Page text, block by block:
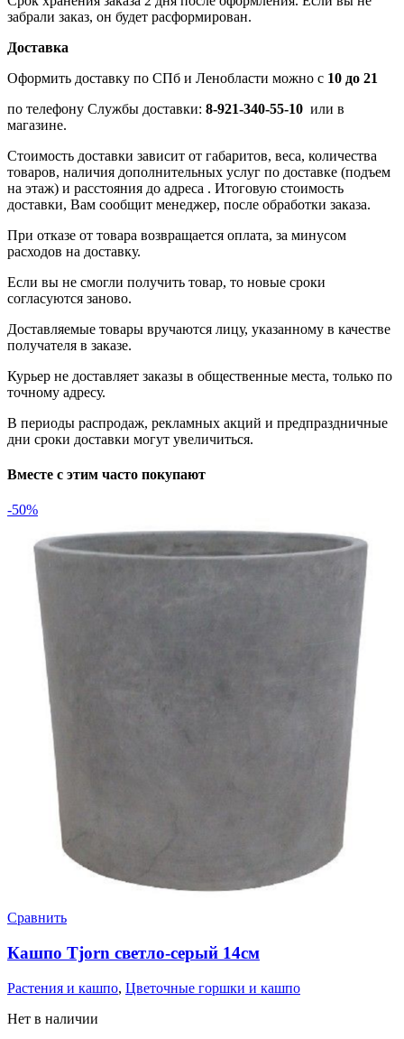
забрали заказ, он будет расформирован.
Доставка
Оформить доставку по СПб и Ленобласти можно с 10 до 21
по телефону Службы доставки: 8-921-340-55-10 или в
магазине.
Стоимость доставки зависит от габаритов, веса, количества
товаров, наличия дополнительных услуг по доставке (подъем
на этаж) и расстояния до адреса . Итоговую стоимость
доставки, Вам сообщит менеджер, после обработки заказа.
При отказе от товара возвращается оплата, за минусом
расходов на доставку.
Если вы не смогли получить товар, то новые сроки
согласуются заново.
Доставляемые товары вручаются лицу, указанному в качестве
получателя в заказе.
Курьер не доставляет заказы в общественные места, только по
точному адресу.
В периоды распродаж, рекламных акций и предпраздничные
дни сроки доставки могут увеличиться.
Вместе с этим часто покупают
-50%
Сравнить
Кашпо Tjorn светло-серый 14см
Растения и кашпо, Цветочные горшки и кашпо
Нет в наличии